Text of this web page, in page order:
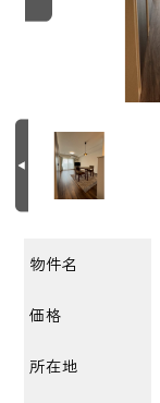
物件名
価格
所在地